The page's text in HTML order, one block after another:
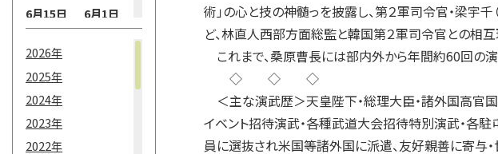
6月15日
6月1日
3月15日
2月15日
1月15日
2026年
2025年
2024年
2023年
2022年
術」の心と技の神髄っを披露し、第２軍司令官・梁宇
ど、林直人西部方面総監と韓国第２軍司令官との相
これまで、桑原曹長には部内外から年間約60回の
◇ ◇ ◇
＜主な演武歴＞天皇陛下・総理大臣・諸外国高官
イベント招待演武・各種武道大会招待特別演武・各
員に選抜され米国等諸外国に派遣、友好親善に寄与